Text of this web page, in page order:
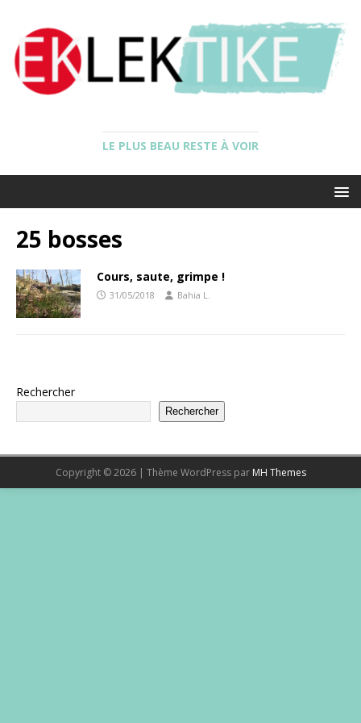
LE PLUS BEAU RESTE À VOIR
25 bosses
Cours, saute, grimpe !
31/05/2018 Bahia L.
Rechercher
Rechercher
Copyright © 2026 | Thème WordPress par MH Themes